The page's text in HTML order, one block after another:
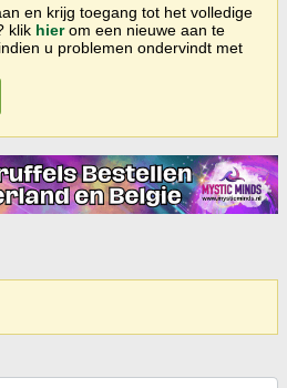
en krijg toegang tot het volledige
klik hierom een nieuwe aan te
u problemen ondervindt met